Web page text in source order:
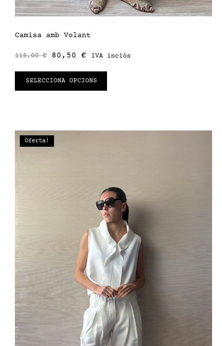
Camisa amb Volant
115,00€ 80,50 € IVA inclòs
SELECCIONA OPCIONS
Oferta!